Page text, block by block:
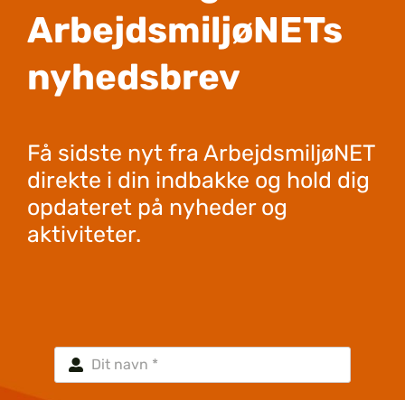
ArbejdsmiljøNETs
nyhedsbrev
Få sidste nyt fra ArbejdsmiljøNET
direkte i din indbakke og hold dig
opdateret på nyheder og
aktiviteter.